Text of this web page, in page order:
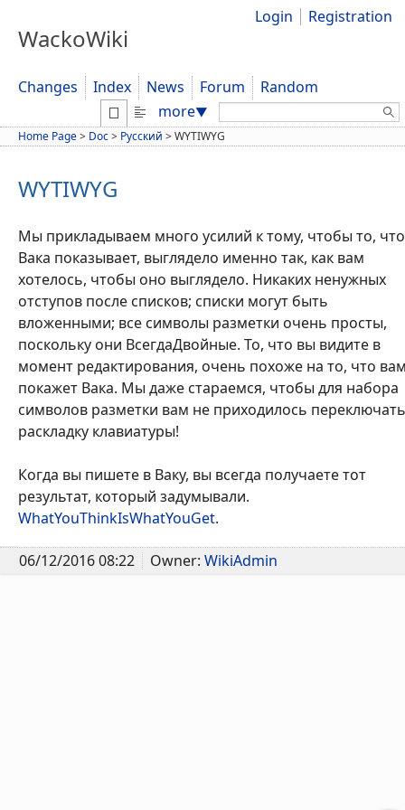
WackoWiki
Login Registration
Changes Index News Forum
Random
more▼ Search:
Home Page> Doc> Русский >WYTIWYG
WYTIWYG
Мы прикладываем много усилий к тому, чтобы то, что
Вака показывает, выглядело именно так, как вам
хотелось, чтобы оно выглядело. Никаких ненужных
отступов после списков; списки могут быть
вложенными; все символы разметки очень просты,
поскольку они ВсегдаДвойные. То, что вы видите в
момент редактирования, очень похоже на то, что
покажет Вака. Мы даже стараемся, чтобы для набора
символов разметки вам не приходилось переключать
раскладку клавиатуры!
Когда вы пишете в Ваку, вы всегда получаете тот
результат, который задумывали.
WhatYouThinkIsWhatYouGet.
06/12/2016 08:22 Owner: WikiAdmin